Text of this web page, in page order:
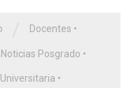
Docentes •
Noticias Posgrado •
•